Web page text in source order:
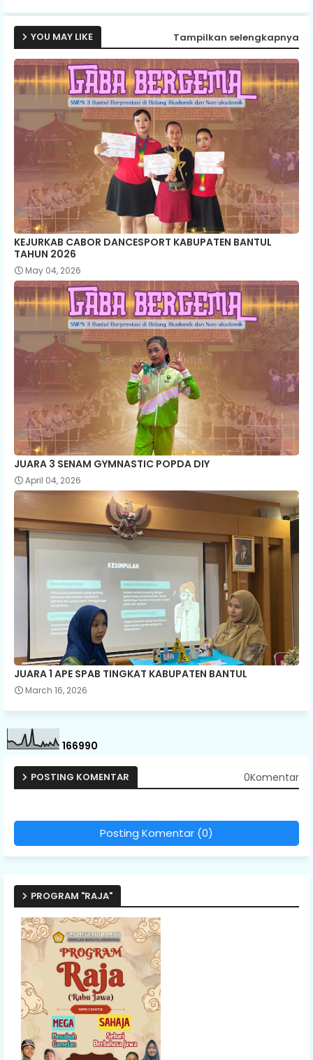
YOU MAY LIKE Tampilkan selengkapnya
KEJURKAB CABOR DANCESPORT KABUPATEN BANTUL
TAHUN 2026
May 04, 2026
JUARA 3 SENAM GYMNASTIC POPDA DIY
April 04, 2026
JUARA 1 APE SPAB TINGKAT KABUPATEN BANTUL
March 16, 2026
166990
POSTING KOMENTAR 0Komentar
Posting Komentar (0)
PROGRAM "RAJA"